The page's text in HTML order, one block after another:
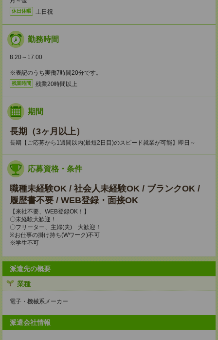
休日休暇 土日祝
勤務時間
8:20～17:00
※表記のうち実働7時間20分です。
残業時間 残業20時間以上
期間
長期（3ヶ月以上）
長期【ご応募から1週間以内(最短2日目)のスピード就業が可能】即日～
応募資格・条件
職種未経験OK / 社会人未経験OK / ブランクOK /
履歴書不要 / WEB登録・面接OK
【来社不要、WEB登録OK！】
〇未経験大歓迎！
〇フリーター、主婦(夫) 大歓迎！
※お仕事の掛け持ち(Wワーク)不可
※学生不可
派遣先の概要
業種
電子・機械系メーカー
派遣会社情報